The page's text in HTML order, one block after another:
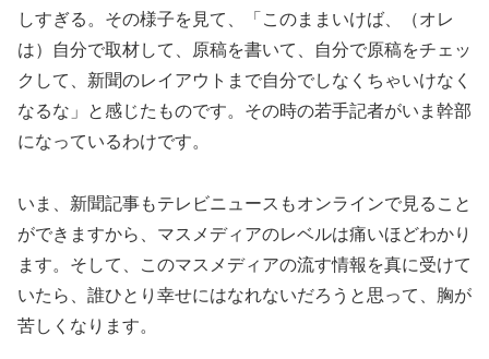
しすぎる。その様子を見て、「このままいけば、（オレ
は）自分で取材して、原稿を書いて、自分で原稿をチェッ
クして、新聞のレイアウトまで自分でしなくちゃいけなく
なるな」と感じたものです。その時の若手記者がいま幹部
になっているわけです。
いま、新聞記事もテレビニュースもオンラインで見ること
ができますから、マスメディアのレベルは痛いほどわかり
ます。そして、このマスメディアの流す情報を真に受けて
いたら、誰ひとり幸せにはなれないだろうと思って、胸が
苦しくなります。